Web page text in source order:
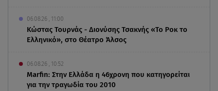
06.08.26 , 11:00
Κώστας Τουρνάς - Διονύσης Τσακνής «Το Ροκ το
Ελληνικό», στο Θέατρο Άλσος
06.08.26 , 10:52
Marfin: Στην Ελλάδα η 46χρονη που κατηγορείται
για την τραγωδία του 2010